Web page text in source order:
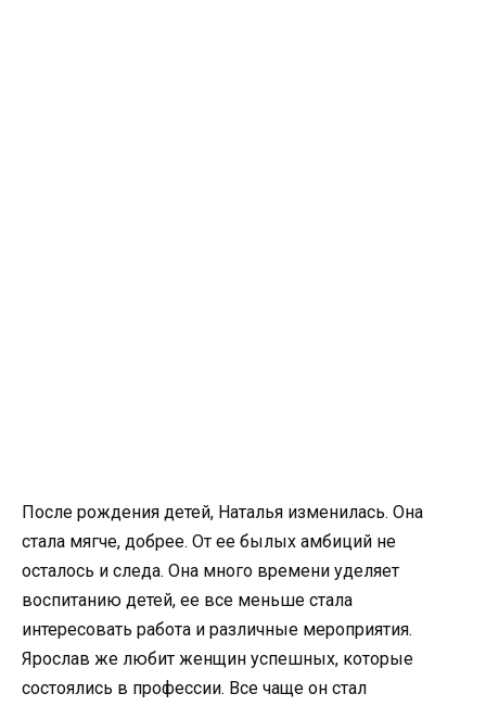
После рождения детей, Наталья изменилась. Она
стала мягче, добрее. От ее былых амбиций не
осталось и следа. Она много времени уделяет
воспитанию детей, ее все меньше стала
интересовать работа и различные мероприятия.
Ярослав же любит женщин успешных, которые
состоялись в профессии. Все чаще он стал